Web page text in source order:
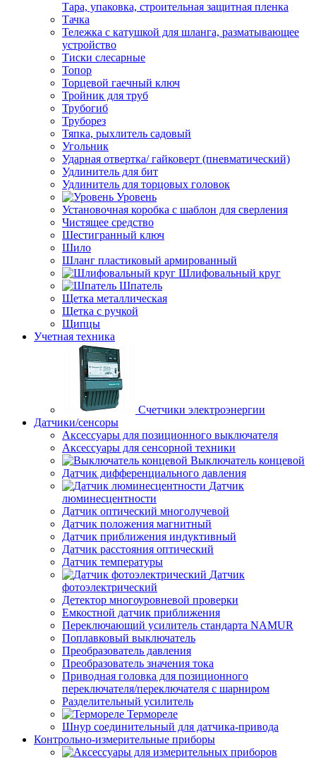
Тара, упаковка, строительная защитная пленка
Тачка
Тележка с катушкой для шланга, разматывающее
устройство
Тиски слесарные
Топор
Торцевой гаечный ключ
Тройник для труб
Трубогиб
Труборез
Тяпка, рыхлитель садовый
Угольник
Ударная отвертка/ гайковерт (пневматический)
Удлинитель для бит
Удлинитель для торцовых головок
Уровень
Установочная коробка с шаблон для сверления
Чистящее средство
Шестигранный ключ
Шило
Шланг пластиковый армированный
Шлифовальный круг
Шпатель
Щетка металлическая
Щетка с ручкой
Щипцы
Учетная техника
Счетчики электроэнергии
Датчики/сенсоры
Аксессуары для позиционного выключателя
Аксессуары для сенсорной техники
Выключатель концевой
Датчик дифференциального давления
Датчик
люминесцентности
Датчик оптический многолучевой
Датчик положения магнитный
Датчик приближения индуктивный
Датчик расстояния оптический
Датчик температуры
Датчик
фотоэлектрический
Детектор многоуровневой проверки
Емкостной датчик приближения
Переключающий усилитель стандарта NAMUR
Поплавковый выключатель
Преобразователь давления
Преобразователь значения тока
Приводная головка для позиционного
переключателя/переключателя с шарниром
Разделительный усилитель
Термореле
Шнур соединительный для датчика-привода
Контрольно-измерительные приборы